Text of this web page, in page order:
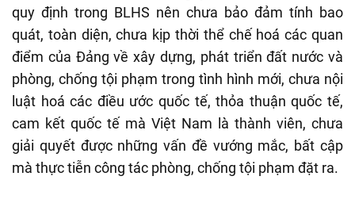
quy định trong BLHS nên chưa bảo đảm tính bao
quát, toàn diện, chưa kịp thời thể chế hoá các quan
điểm của Đảng về xây dựng, phát triển đất nước và
phòng, chống tội phạm trong tình hình mới, chưa nội
luật hoá các điều ước quốc tế, thỏa thuận quốc tế,
cam kết quốc tế mà Việt Nam là thành viên, chưa
giải quyết được những vấn đề vướng mắc, bất cập
mà thực tiễn công tác phòng, chống tội phạm đặt ra.